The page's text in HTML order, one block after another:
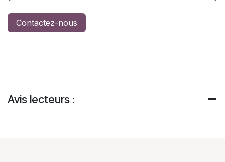
Contactez-nous
Avis lecteurs :